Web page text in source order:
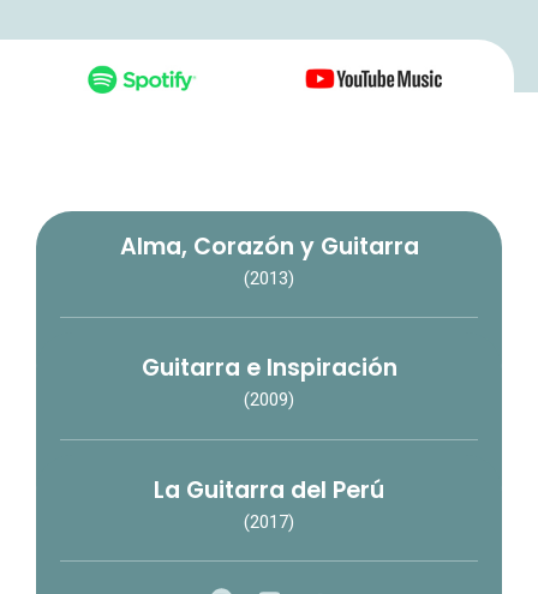
Alma, Corazón y Guitarra
(2013)
Guitarra e Inspiración
(2009)
La Guitarra del Perú
(2017)